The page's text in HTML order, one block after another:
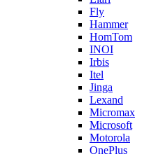
Fly
Hammer
HomTom
INOI
Irbis
Itel
Jinga
Lexand
Micromax
Microsoft
Motorola
OnePlus